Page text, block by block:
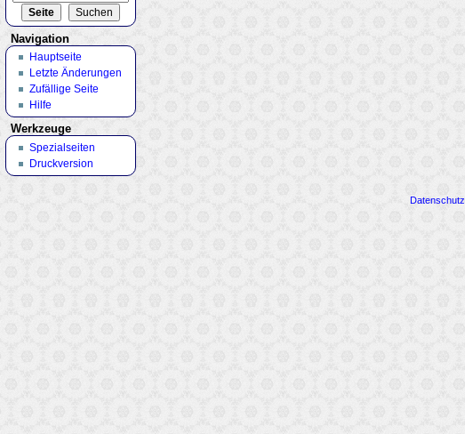
Navigation
Hauptseite
Letzte Änderungen
Zufällige Seite
Hilfe
Werkzeuge
Spezialseiten
Druckversion
Datenschutz